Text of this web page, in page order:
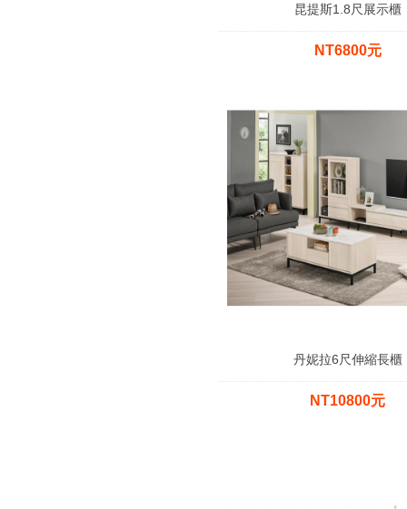
昆提斯1.8尺展示櫃
NT6800元
丹妮拉6尺伸縮長櫃
NT10800元